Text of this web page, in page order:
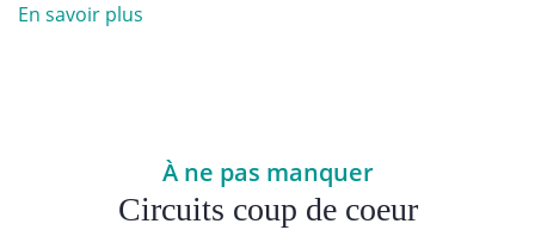
En savoir plus
À ne pas manquer
Circuits coup de coeur